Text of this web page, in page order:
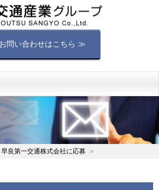
問い合わせはこちら ≫
早良第一交通株式会社に応募